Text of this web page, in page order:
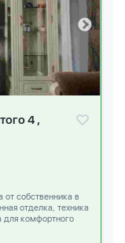
4 ,
от собственника в
отделка, техника
для комфортного